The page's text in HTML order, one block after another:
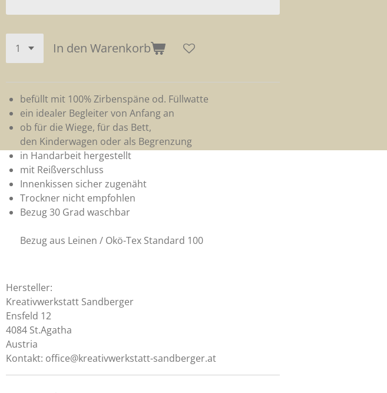
In den Warenkorb
befüllt mit 100% Zirbenspäne od. Füllwatte
ein idealer Begleiter von Anfang an
ob für die Wiege, für das Bett,
den Kinderwagen oder als Begrenzung
in Handarbeit hergestellt
mit Reißverschluss
Innenkissen sicher zugenäht
Trockner nicht empfohlen
Bezug 30 Grad waschbar
Bezug aus Leinen / Okö-Tex Standard 100
Hersteller:
Kreativwerkstatt Sandberger
Ensfeld 12
4084 St.Agatha
Austria
Kontakt: office@kreativwerkstatt-sandberger.at